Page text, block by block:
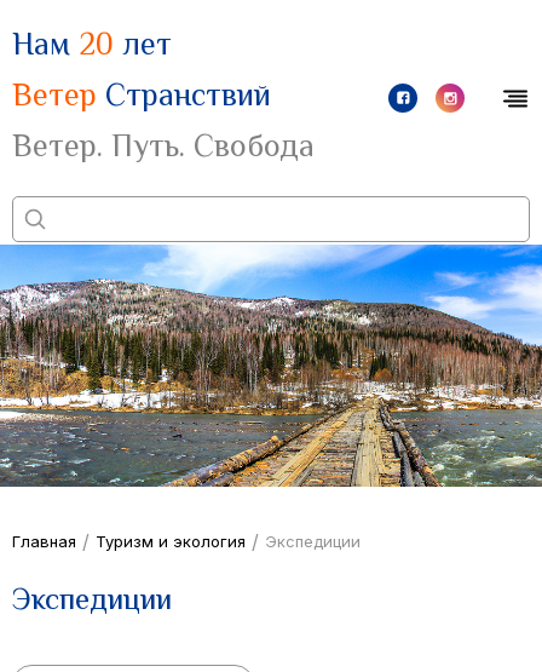
Нам 20 лет
Ветер Странствий
Ветер. Путь. Свобода
Главная / Туризм и экология / Экспедиции
Экспедиции